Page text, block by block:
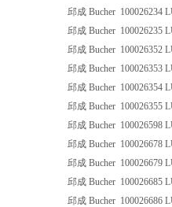
邱成 Bucher 100026234
邱成 Bucher 100026235
邱成 Bucher 100026352
邱成 Bucher 100026353
邱成 Bucher 100026354
邱成 Bucher 100026355
邱成 Bucher 100026598
邱成 Bucher 100026678
邱成 Bucher 100026679
邱成 Bucher 100026685
邱成 Bucher 100026686